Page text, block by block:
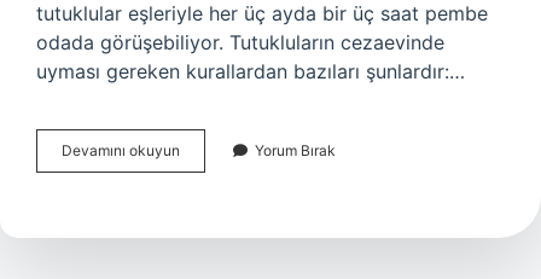
tutuklular eşleriyle her üç ayda bir üç saat pembe
odada görüşebiliyor. Tutukluların cezaevinde
uyması gereken kurallardan bazıları şunlardır:…
Devamını okuyun Cezaevindeki
Mahkumlar
Girebilir
Yorum Bırak